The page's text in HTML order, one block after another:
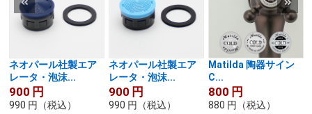
ネオパール社製エア
レータ・泡沫...
900 円
990 円 （税込）
ネオパール社製エア
レータ・泡沫...
900 円
990 円 （税込）
Matilda 陶器サイン
C...
800 円
880 円 （税込）